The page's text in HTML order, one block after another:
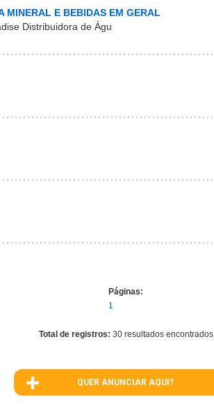
MINERAL E BEBIDAS EM GERAL
Distribuidora de Águ
Páginas:
1
Total de registros: 30 resultados encontrados
QUER ANUNCIAR AQUI?